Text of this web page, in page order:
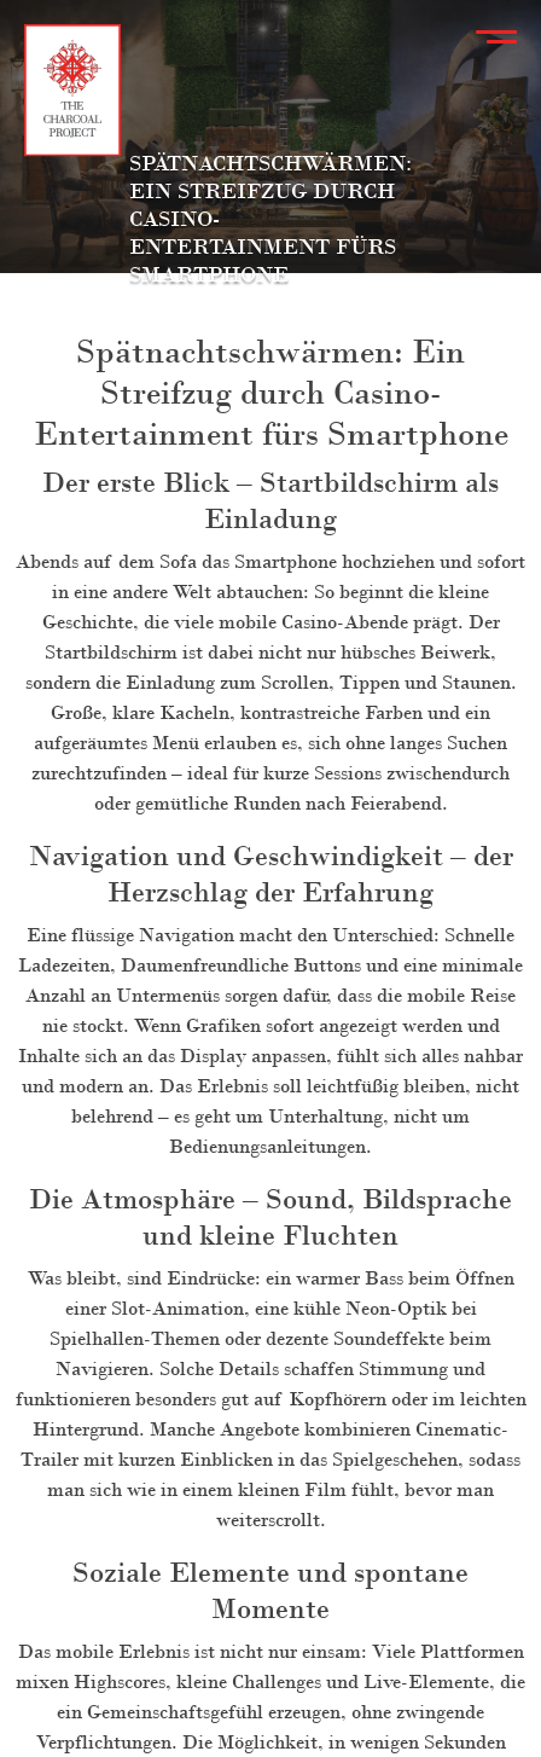
SPÄTNACHTSCHWÄRMEN:
EIN STREIFZUG DURCH
CASINO-
ENTERTAINMENT FÜRS
SMARTPHONE
Spätnachtschwärmen: Ein
Streifzug durch Casino-
Entertainment fürs Smartphone
Der erste Blick – Startbildschirm als
Einladung
Abends auf dem Sofa das Smartphone hochziehen und sofort
in eine andere Welt abtauchen: So beginnt die kleine
Geschichte, die viele mobile Casino-Abende prägt. Der
Startbildschirm ist dabei nicht nur hübsches Beiwerk,
sondern die Einladung zum Scrollen, Tippen und Staunen.
Große, klare Kacheln, kontrastreiche Farben und ein
aufgeräumtes Menü erlauben es, sich ohne langes Suchen
zurechtzufinden – ideal für kurze Sessions zwischendurch
oder gemütliche Runden nach Feierabend.
Navigation und Geschwindigkeit – der
Herzschlag der Erfahrung
Eine flüssige Navigation macht den Unterschied: Schnelle
Ladezeiten, Daumenfreundliche Buttons und eine minimale
Anzahl an Untermenüs sorgen dafür, dass die mobile Reise
nie stockt. Wenn Grafiken sofort angezeigt werden und
Inhalte sich an das Display anpassen, fühlt sich alles nahbar
und modern an. Das Erlebnis soll leichtfüßig bleiben, nicht
belehrend – es geht um Unterhaltung, nicht um
Bedienungsanleitungen.
Die Atmosphäre – Sound, Bildsprache
und kleine Fluchten
Was bleibt, sind Eindrücke: ein warmer Bass beim Öffnen
einer Slot-Animation, eine kühle Neon-Optik bei
Spielhallen-Themen oder dezente Soundeffekte beim
Navigieren. Solche Details schaffen Stimmung und
funktionieren besonders gut auf Kopfhörern oder im leichten
Hintergrund. Manche Angebote kombinieren Cinematic-
Trailer mit kurzen Einblicken in das Spielgeschehen, sodass
man sich wie in einem kleinen Film fühlt, bevor man
weiterscrollt.
Soziale Elemente und spontane
Momente
Das mobile Erlebnis ist nicht nur einsam: Viele Plattformen
mixen Highscores, kleine Challenges und Live-Elemente, die
ein Gemeinschaftsgefühl erzeugen, ohne zwingende
Verpflichtungen. Die Möglichkeit, in wenigen Sekunden